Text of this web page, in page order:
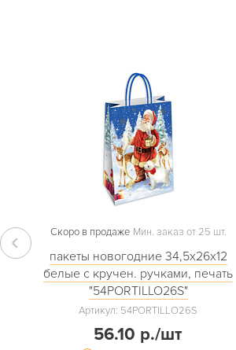
Скоро в продаже Мин. заказ от 25 шт.
пакеты новогодние 34,5х26х12
белые с кручен. ручками, печать
"54PORTILLO26S"
Артикул: 54PORTILLO26S
56.10 р./шт